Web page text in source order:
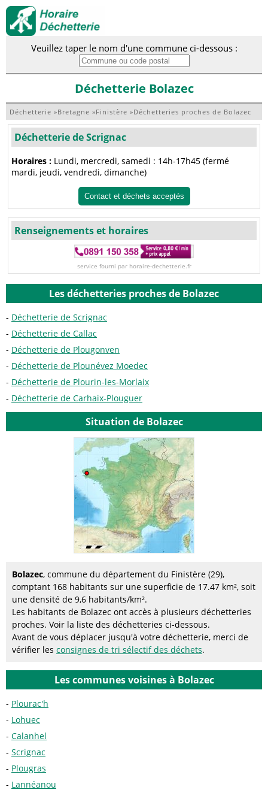
Veuillez taper le nom d'une commune ci-dessous :
Déchetterie Bolazec
Déchetterie »Bretagne »Finistère »Déchetteries proches de Bolazec
Déchetterie de Scrignac
Horaires : Lundi, mercredi, samedi : 14h-17h45 (fermé
mardi, jeudi, vendredi, dimanche)
Contact et déchets acceptés
Renseignements et horaires
service fourni par horaire-dechetterie.fr
Les déchetteries proches de Bolazec
Déchetterie de Scrignac
Déchetterie de Callac
Déchetterie de Plougonven
Déchetterie de Plounévez Moedec
Déchetterie de Plourin-les-Morlaix
Déchetterie de Carhaix-Plouguer
Situation de Bolazec
Bolazec, commune du département du Finistère (29),
comptant 168 habitants sur une superficie de 17.47 km², soit
une densité de 9,6 habitants/km².
Les habitants de Bolazec ont accès à plusieurs déchetteries
proches. Voir la liste des déchetteries ci-dessous.
Avant de vous déplacer jusqu'à votre déchetterie, merci de
vérifier les consignes de tri sélectif des déchets.
Les communes voisines à Bolazec
Plourac'h
Lohuec
Calanhel
Scrignac
Plougras
Lannéanou